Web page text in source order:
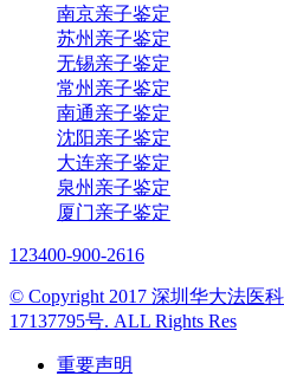
南京亲子鉴定
苏州亲子鉴定
无锡亲子鉴定
常州亲子鉴定
南通亲子鉴定
沈阳亲子鉴定
大连亲子鉴定
泉州亲子鉴定
厦门亲子鉴定
123400-900-2616
© Copyright 2017 深圳华大法医
17137795号. ALL Rights Res
重要声明